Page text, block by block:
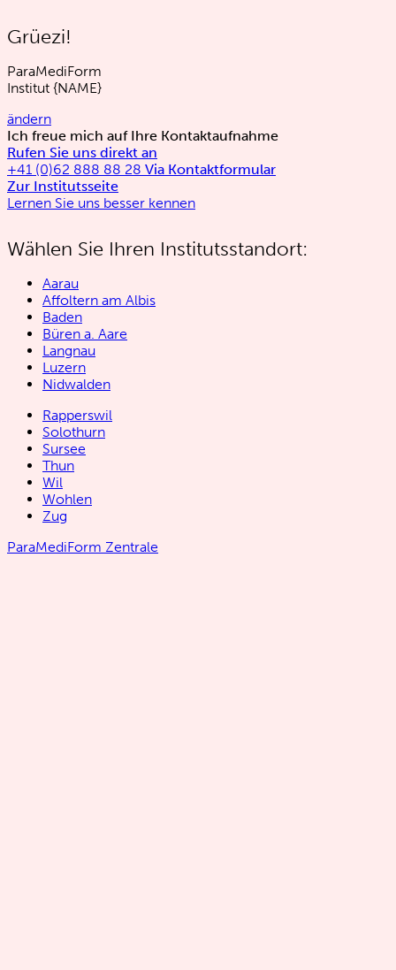
Grüezi!
ParaMediForm
Institut {NAME}
ändern
Ich freue mich auf Ihre Kontaktaufnahme
Rufen Sie uns direkt an
+41 (0)62 888 88 28 Via Kontaktformular
Zur Institutsseite
Lernen Sie uns besser kennen
Wählen Sie Ihren Institutsstandort:
Aarau
Affoltern am Albis
Baden
Büren a. Aare
Langnau
Luzern
Nidwalden
Rapperswil
Solothurn
Sursee
Thun
Wil
Wohlen
Zug
ParaMediForm Zentrale